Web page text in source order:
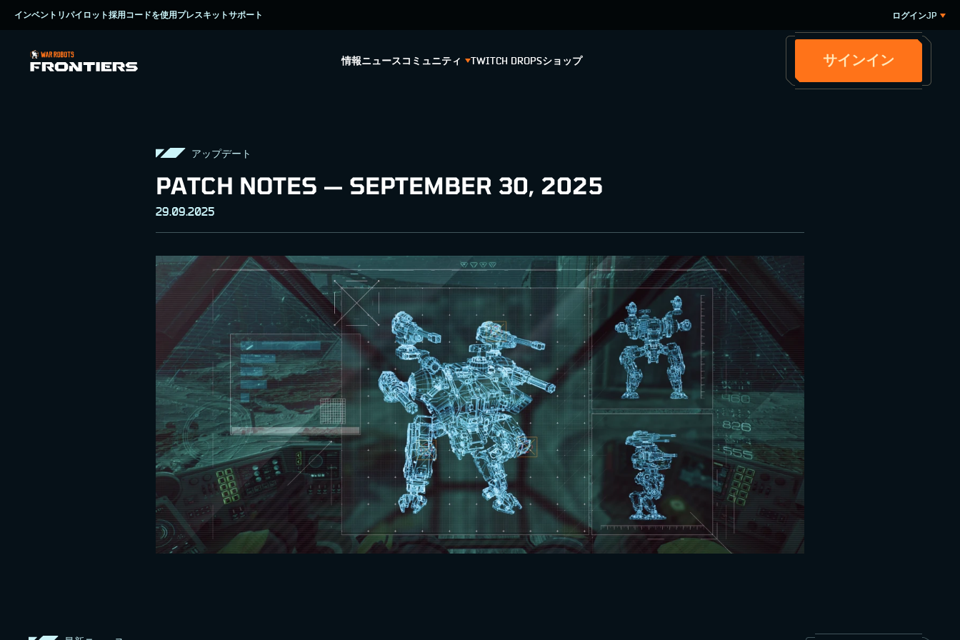
インベントリパイロット採用コードを使用プレスキットサポート ログインJP
情報ニュースコミュニティ TWITCH DROPSショップ サインイン
アップデート
PATCH NOTES — SEPTEMBER 30, 2025
29.09.2025